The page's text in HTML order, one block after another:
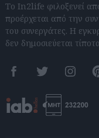
Το In2life φιλοξενεί
προέρχεται από την
του συνεργάτες. Η
δεν δημοσιεύεται
FacebookTwitter